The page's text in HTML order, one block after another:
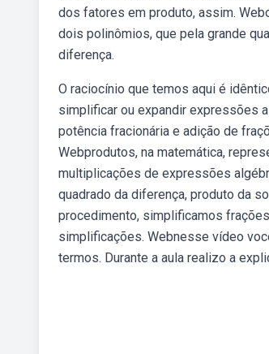
dos fatores em produto, assim.
dois polinômios, que pela grande
diferença.
O raciocínio que temos aqui é
simplificar ou expandir expressões
potência fracionária e adição de
Webprodutos, na matemática,
multiplicações de expressões
quadrado da diferença, produto da
procedimento, simplificamos
simplificações. Webnesse vídeo
termos. Durante a aula realizo a